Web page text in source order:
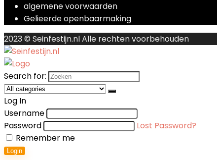
algemene voorwaarden
Gelieerde openbaarmaking
2023 © Seinfestijn.nl Alle rechten voorbehouden
Search for:
Log In
Username
Password
Lost Password?
Remember me
Login